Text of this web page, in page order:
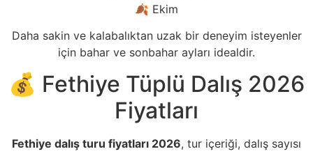
🍂 Ekim
Daha sakin ve kalabalıktan uzak bir deneyim isteyenler
için bahar ve sonbahar ayları idealdir.
💰 Fethiye Tüplü Dalış 2026
Fiyatları
Fethiye dalış turu fiyatları 2026, tur içeriği, dalış sayısı